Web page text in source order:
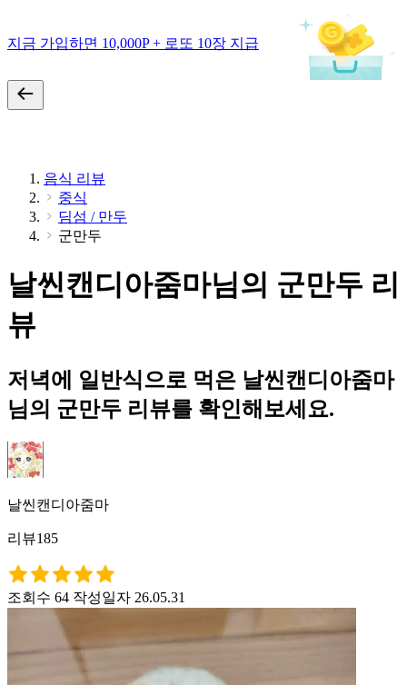
지금 가입하면 10,000P + 로또 10장 지급
음식 리뷰
중식
딤섬 / 만두
군만두
날씬캔디아줌마님의 군만두 리
뷰
저녁에 일반식으로 먹은 날씬캔디아줌마
님의 군만두 리뷰를 확인해보세요.
날씬캔디아줌마
리뷰185
조회수 64 작성일자 26.05.31